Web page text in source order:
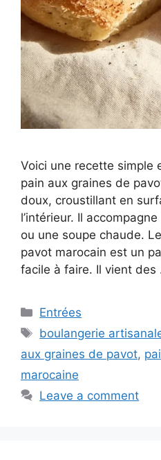
Voici une recette simple
pain aux graines de
doux, croustillant en
l’intérieur. Il
ou une soupe chaude.
pavot marocain est un
facile à faire. Il vient des
Categories
Entrées
Tags
boulangerie
aux graines de pavot,
marocaine
Leave a comment